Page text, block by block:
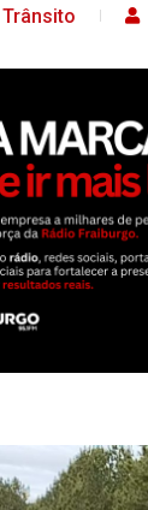
Trânsito